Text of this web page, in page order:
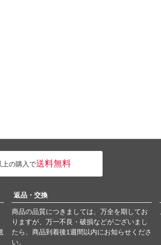
の購入で送料無料
返品・交換
商品の品質につきましては、万全を期してお
りますが、万一不良・破損などがございまし
たら、商品到着後1週間以内にお知らせくださ
い。